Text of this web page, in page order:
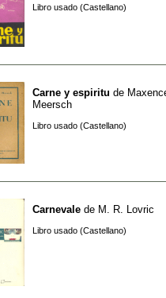
Libro usado (Castellano)
Carne y espiritu de
Meersch
Libro usado (Castellano)
Carnevale de M. R. Lovric
Libro usado (Castellano)